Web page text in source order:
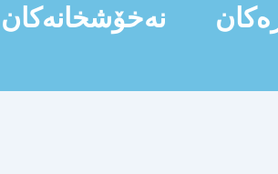
نەخۆشخانەکان